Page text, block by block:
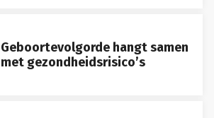
Geboortevolgorde hangt samen
met gezondheidsrisico’s